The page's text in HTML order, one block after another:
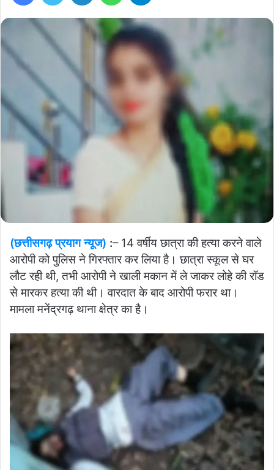
(छत्तीसगढ़ प्रयाग न्यूज) :– 14 वर्षीय छात्रा की हत्या करने वाले
आरोपी को पुलिस ने गिरफ्तार कर लिया है। छात्रा स्कूल से घर
लौट रही थी, तभी आरोपी ने खाली मकान में ले जाकर लोहे की रॉड
से मारकर हत्या की थी। वारदात के बाद आरोपी फरार था।
मामला मनेंद्रगढ़ थाना क्षेत्र का है।